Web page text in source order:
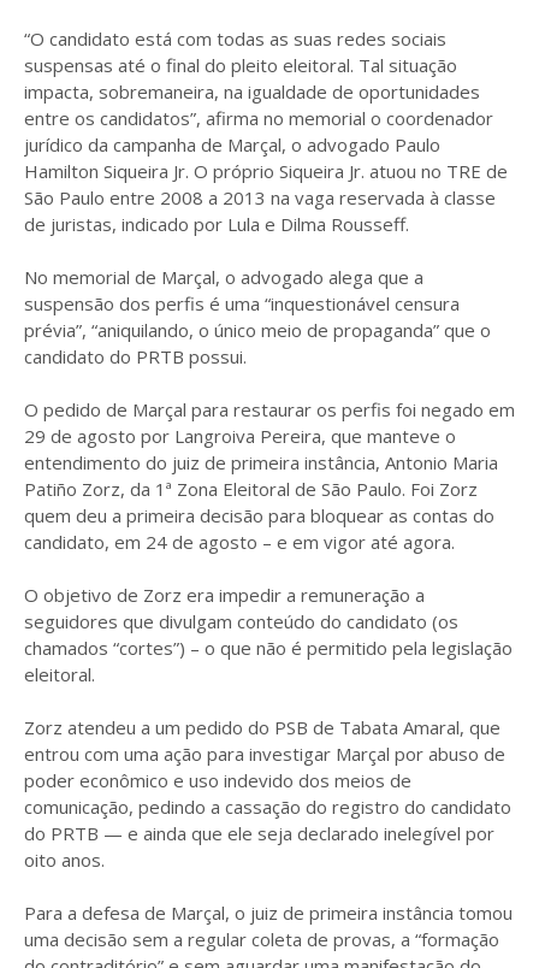
“O candidato está com todas as suas redes sociais
suspensas até o final do pleito eleitoral. Tal situação
impacta, sobremaneira, na igualdade de oportunidades
entre os candidatos”, afirma no memorial o coordenador
jurídico da campanha de Marçal, o advogado Paulo
Hamilton Siqueira Jr. O próprio Siqueira Jr. atuou no TRE de
São Paulo entre 2008 a 2013 na vaga reservada à classe
de juristas, indicado por Lula e Dilma Rousseff.
No memorial de Marçal, o advogado alega que a
suspensão dos perfis é uma “inquestionável censura
prévia”, “aniquilando, o único meio de propaganda” que o
candidato do PRTB possui.
O pedido de Marçal para restaurar os perfis foi negado em
29 de agosto por Langroiva Pereira, que manteve o
entendimento do juiz de primeira instância, Antonio Maria
Patiño Zorz, da 1ª Zona Eleitoral de São Paulo. Foi Zorz
quem deu a primeira decisão para bloquear as contas do
candidato, em 24 de agosto – e em vigor até agora.
O objetivo de Zorz era impedir a remuneração a
seguidores que divulgam conteúdo do candidato (os
chamados “cortes”) – o que não é permitido pela legislação
eleitoral.
Zorz atendeu a um pedido do PSB de Tabata Amaral, que
entrou com uma ação para investigar Marçal por abuso de
poder econômico e uso indevido dos meios de
comunicação, pedindo a cassação do registro do candidato
do PRTB — e ainda que ele seja declarado inelegível por
oito anos.
Para a defesa de Marçal, o juiz de primeira instância tomou
uma decisão sem a regular coleta de provas, a “formação